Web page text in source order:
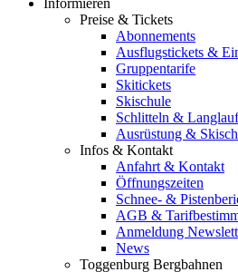
Preise & Tickets
Abonnements
Ausflugstickets &
Gruppentarife
Skitickets
Skischule
Schlitteln &
Ausrüstung &
Infos & Kontakt
Anfahrt & Kontakt
Öffnungszeiten
Schnee- &
AGB &
Anmeldung
News
Toggenburg Bergbahnen